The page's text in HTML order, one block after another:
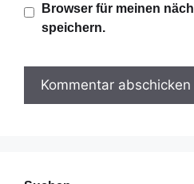
-
r
s
i
Browser für meinen
speichern.